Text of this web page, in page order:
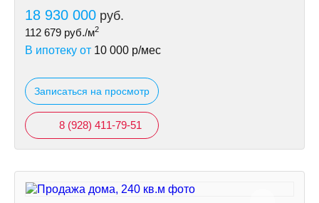
18 930 000 руб.
112 679 руб./м2
В ипотеку от 10 000 р/мес
Записаться на просмотр
8 (928) 411-79-51